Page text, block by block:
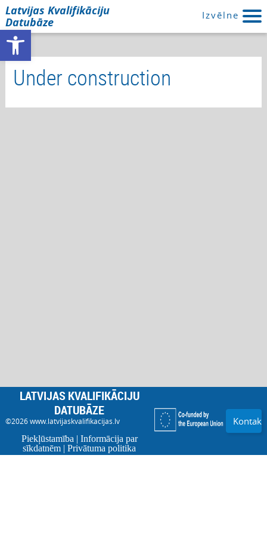
Open toolbar
Latvijas Kvalifikāciju
Datubāze
Izvēlne
Under construction
LATVIJAS KVALIFIKĀCIJU
DATUBĀZE
©2026www.latvijaskvalifikacijas.lv
Piekļūstamība | Informācija par
sīkdatnēm |Privātuma politika
Kontakti